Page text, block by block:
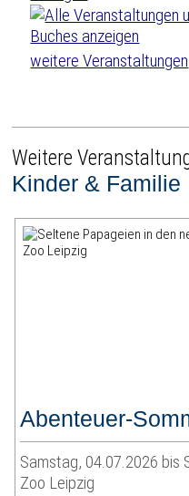
weitere Veranstaltungen
Weitere
Kinder & Familie
Abenteuer-
Samstag, 04.07.2026 bis
Zoo Leipzig